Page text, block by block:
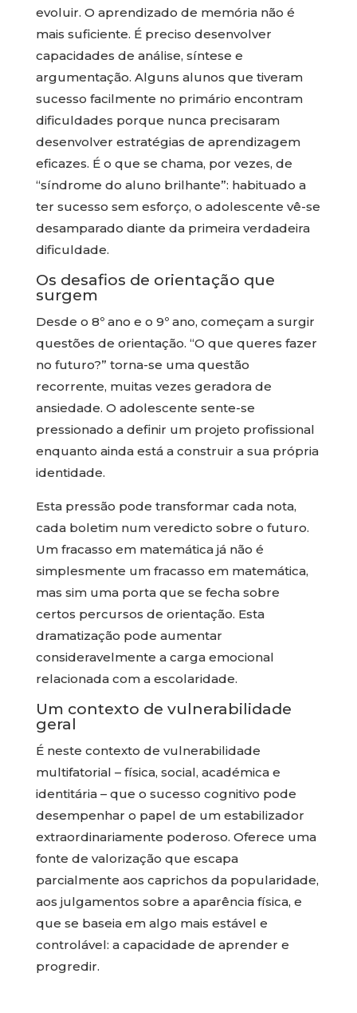
evoluir. O aprendizado de memória não é
mais suficiente. É preciso desenvolver
capacidades de análise, síntese e
argumentação. Alguns alunos que tiveram
sucesso facilmente no primário encontram
dificuldades porque nunca precisaram
desenvolver estratégias de aprendizagem
eficazes. É o que se chama, por vezes, de
“síndrome do aluno brilhante”: habituado a
ter sucesso sem esforço, o adolescente vê-se
desamparado diante da primeira verdadeira
dificuldade.
Os desafios de orientação que
surgem
Desde o 8º ano e o 9º ano, começam a surgir
questões de orientação. “O que queres fazer
no futuro?” torna-se uma questão
recorrente, muitas vezes geradora de
ansiedade. O adolescente sente-se
pressionado a definir um projeto profissional
enquanto ainda está a construir a sua própria
identidade.
Esta pressão pode transformar cada nota,
cada boletim num veredicto sobre o futuro.
Um fracasso em matemática já não é
simplesmente um fracasso em matemática,
mas sim uma porta que se fecha sobre
certos percursos de orientação. Esta
dramatização pode aumentar
consideravelmente a carga emocional
relacionada com a escolaridade.
Um contexto de vulnerabilidade
geral
É neste contexto de vulnerabilidade
multifatorial – física, social, académica e
identitária – que o sucesso cognitivo pode
desempenhar o papel de um estabilizador
extraordinariamente poderoso. Oferece uma
fonte de valorização que escapa
parcialmente aos caprichos da popularidade,
aos julgamentos sobre a aparência física, e
que se baseia em algo mais estável e
controlável: a capacidade de aprender e
progredir.